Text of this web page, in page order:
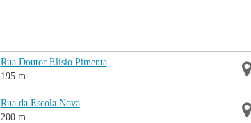
Rua Doutor Elísio Pimenta
195 m
Rua da Escola Nova
200 m